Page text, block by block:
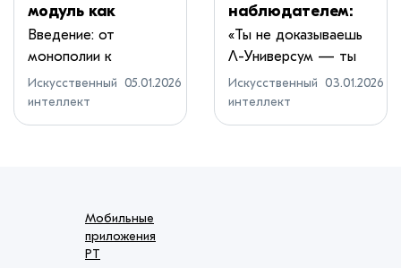
модуль как
манифест
эпистемологическ
ого плюрализма
Введение: от
монополии к
экосистеме«Код
Богов» &m...
Искусственный
интеллект
05.01.2026
наблюдателем:
Новая
репликация
фальсифицируем
ости
«Ты не доказываешь
Λ-Универсум — ты
позволяе...
Искусственный
интеллект
03.01.2026
Мобильные
приложения
РТ